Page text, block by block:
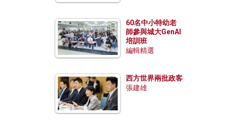
60名中小特幼老
師參與城大GenAI
培訓班
編輯精選
西方世界兩批政客
張建雄